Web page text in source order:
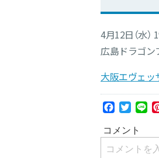
4月12日（水
広島ドラゴン
大阪エヴェッ